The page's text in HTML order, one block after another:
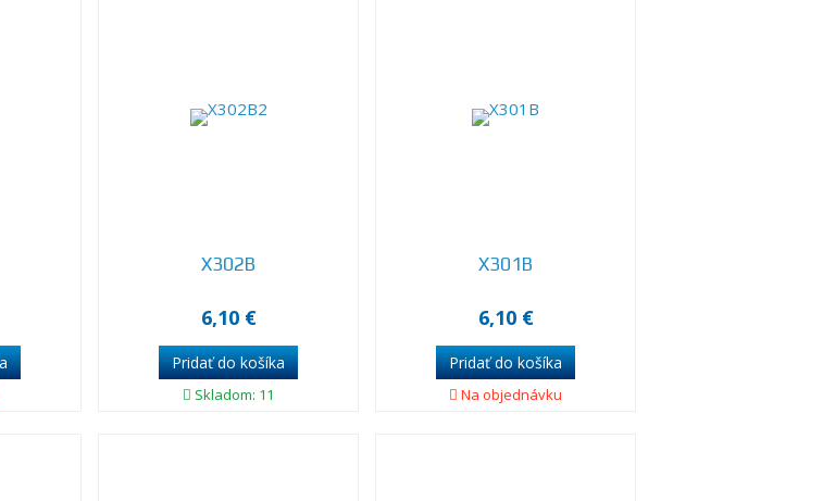
X302B
6,10 €
Skladom: 11
X301B
6,10 €
Na objednávku